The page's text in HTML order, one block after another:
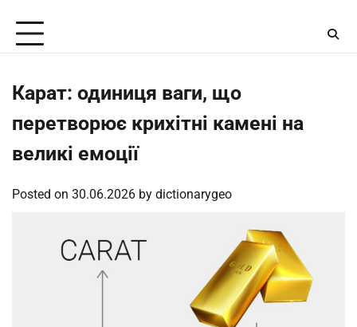
content
Карат: одиниця ваги, що
перетворює крихітні камені на
великі емоції
Posted on 30.06.2026 by dictionarygeo